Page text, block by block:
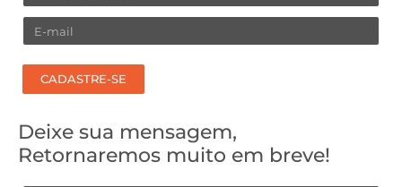
Email
CADASTRE-SE
Deixe sua mensagem,
Retornaremos muito em breve!